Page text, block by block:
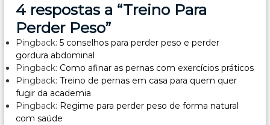
e
g
a
ç
4 respostas a “Treino Para
Perder Peso”
Pingback:5 conselhos para perder peso e perder
gordura abdominal
Pingback: Como afinar as pernas com exercícios práticos
Pingback:Treino de pernas em casa para quem quer
fugir da academia
Pingback: Regime para perder peso de forma natural
com saúde